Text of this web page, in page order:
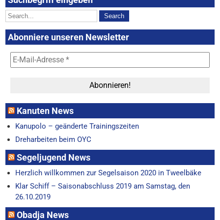
Abonniere unseren Newsletter
Kanuten News
Kanupolo – geänderte Trainingszeiten
Dreharbeiten beim OYC
Segeljugend News
Herzlich willkommen zur Segelsaison 2020 in Tweelbäke
Klar Schiff – Saisonabschluss 2019 am Samstag, den
26.10.2019
Obadja News